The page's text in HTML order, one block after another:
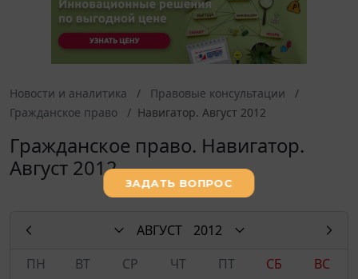
Новости и аналитика
Правовые консультации
Гражданское право
Навигатор. Август 2012
Гражданское право. Навигатор.
Август 2012
АВГУСТ
2012
ПН
ВТ СР ЧТ ПТ СБ
ВС